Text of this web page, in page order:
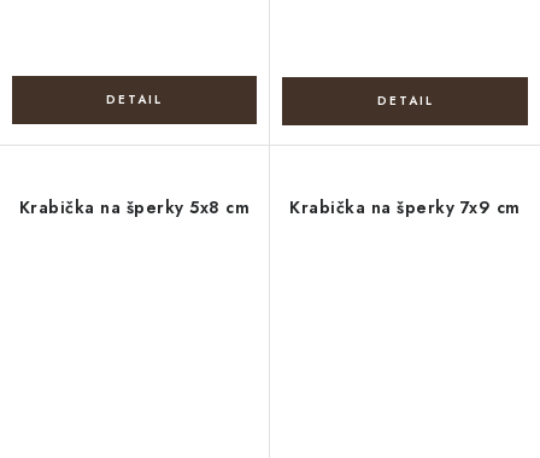
Krabička na šperky 5x8 cm Krabička na šperky 7x9 cm